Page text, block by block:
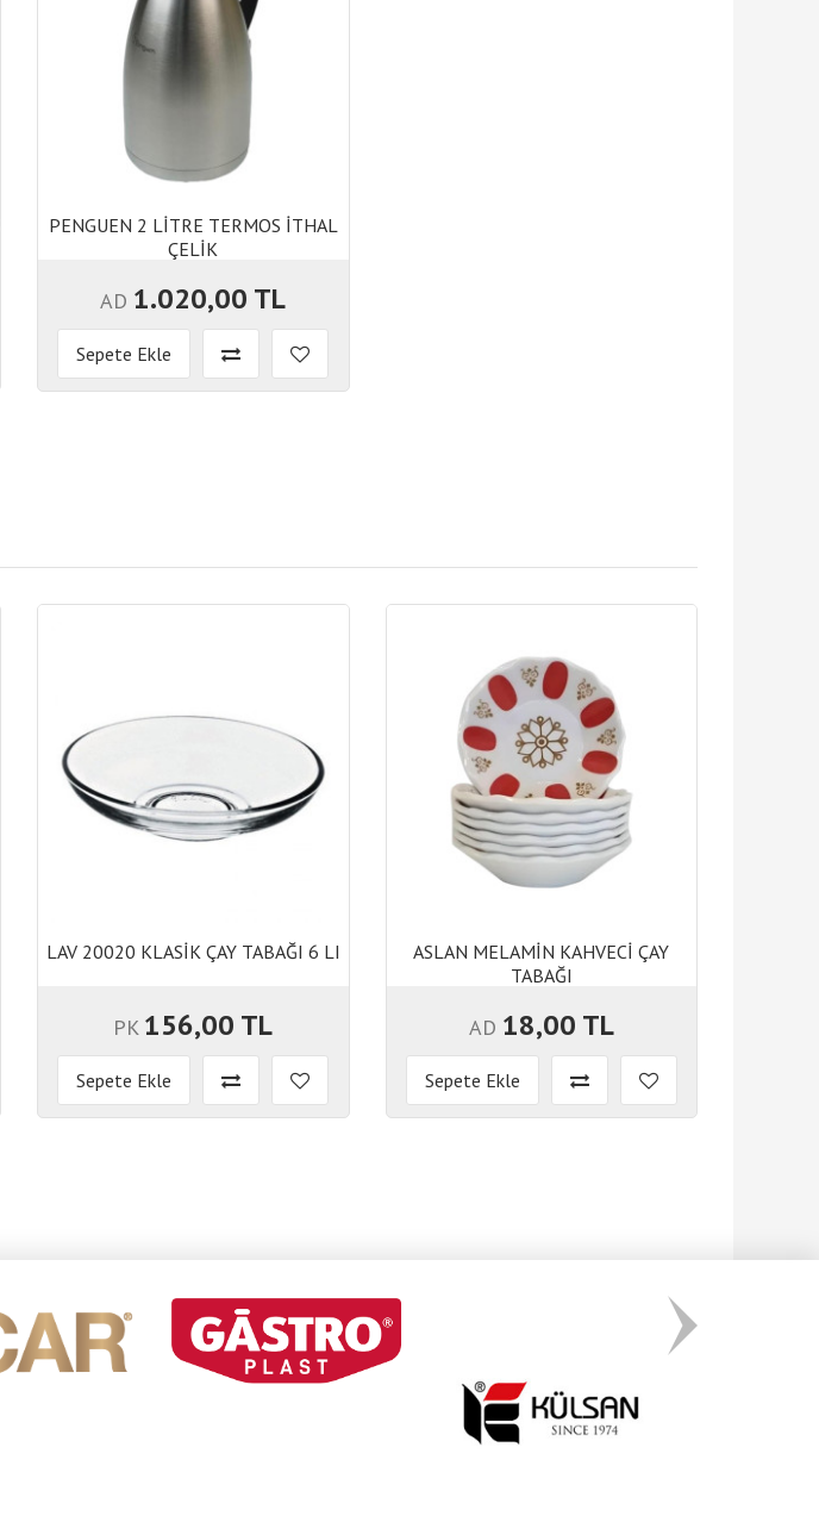
PENGUEN 2 LİTRE TERMOS İTHAL
ÇELİK
AD 1.020,00 TL
ÇELİK
Sepete Ekle
LAV 20020 KLASİK ÇAY TABAĞI 6 LI
PK 156,00 TL
Sepete Ekle
ASLAN MELAMİN KAHVECİ ÇAY
TABAĞI
AD 18,00 TL
TABAĞI
Sepete Ekle